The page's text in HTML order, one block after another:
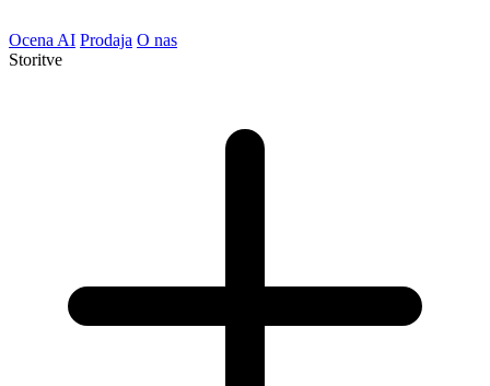
Ocena AI Prodaja O nas
Storitve